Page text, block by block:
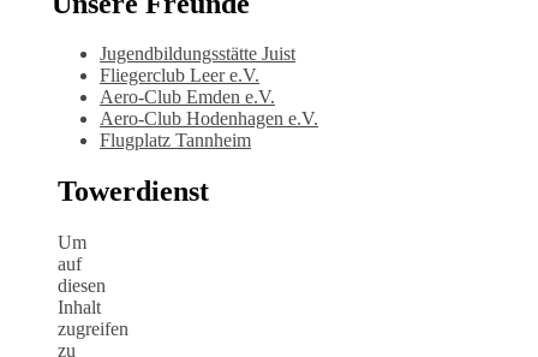
Jugendbildungsstätte Juist
Fliegerclub Leer e.V.
Aero-Club Emden e.V.
Aero-Club Hodenhagen e.V.
Flugplatz Tannheim
Towerdienst
Um
auf
diesen
Inhalt
zugreifen
zu